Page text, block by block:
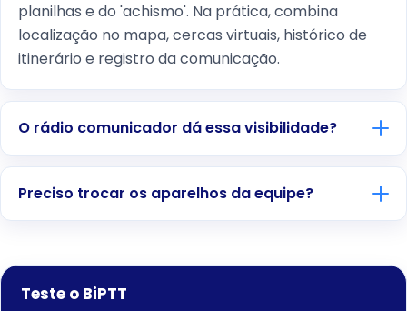
planilhas e do 'achismo'. Na prática, combina
localização no mapa, cercas virtuais, histórico de
itinerário e registro da comunicação.
O rádio comunicador dá essa visibilidade?
Preciso trocar os aparelhos da equipe?
Teste o BiPTT